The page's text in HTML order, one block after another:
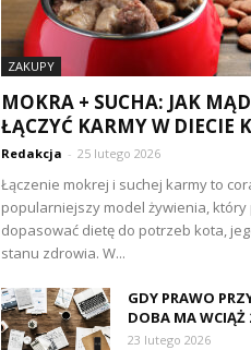
ZAKUPY
MOKRA + SUCHA: JAK
ŁĄCZYĆ KARMY W DIECIE
Redakcja - 25 lutego 2026
Łączenie mokrej i suchej karmy to
popularniejszy model żywienia,
dopasować dietę do potrzeb kota,
stanu zdrowia. W...
GDY PRAWO
DOBA MA WCIĄŻ
23 lutego 2026